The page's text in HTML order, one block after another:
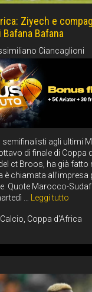
Ziyech e
Bafana
Ciancaglioni
semifinalisti agli ultimi
di finale di Coppa
ct Broos, ha già
è chiamata all’impresa
Quote Marocco-
…
Leggi tutto
Calcio Coppa d'Africa